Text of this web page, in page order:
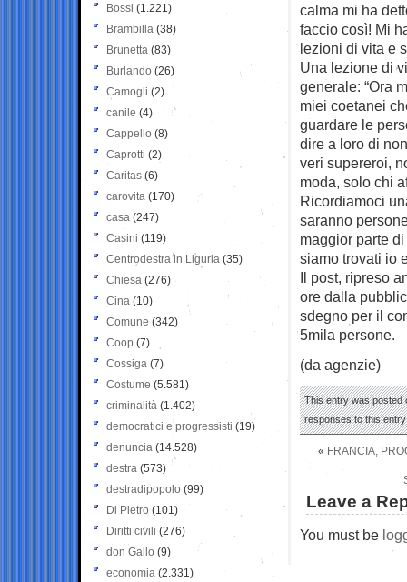
calma mi ha
faccio così! Mi
lezioni di vita e
Una lezione di
generale: “Ora
miei coetanei
guardare le
dire a loro di
veri supereroi,
moda, solo chi
Ricordiamoci
saranno
maggior parte
siamo trovati io
Il post, ripreso
ore dalla
sdegno per il
5mila persone.
(da agenzie)
This entry was posted
responses to this
« FRANCIA,
Leave a
You must be
Bossi (1.221)
Brambilla (38)
Brunetta (83)
Burlando (26)
Camogli (2)
canile (4)
Cappello (8)
Caprotti (2)
Caritas (6)
carovita (170)
casa (247)
Casini (119)
Centrodestra in Liguria (35)
Chiesa (276)
Cina (10)
Comune (342)
Coop (7)
Cossiga (7)
Costume (5.581)
criminalità (1.402)
democratici e progressisti (19)
denuncia (14.528)
destra (573)
destradipopolo (99)
Di Pietro (101)
Diritti civili (276)
don Gallo (9)
economia (2.331)